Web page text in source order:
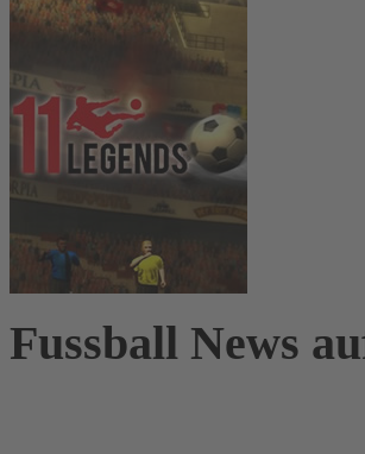
Fussball News